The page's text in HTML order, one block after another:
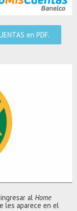
en PDF.
ingresar al Home
lesaparece enel